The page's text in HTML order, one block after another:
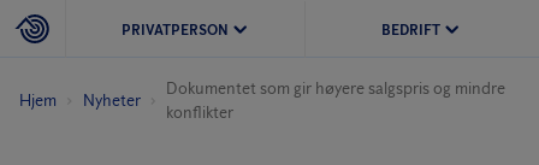
PRIVATPERSON BEDRIFT
Hjem Nyheter
Dokumentet som gir høyere salgspris og mindre
konflikter